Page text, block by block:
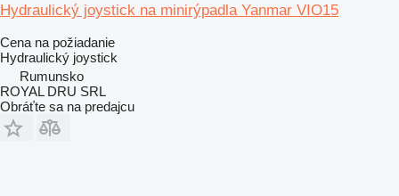
Hydraulický joystick na minirýpadla Yanmar VIO15
Cena na požiadanie
Hydraulický joystick
Rumunsko
ROYAL DRU SRL
Obráťte sa na predajcu